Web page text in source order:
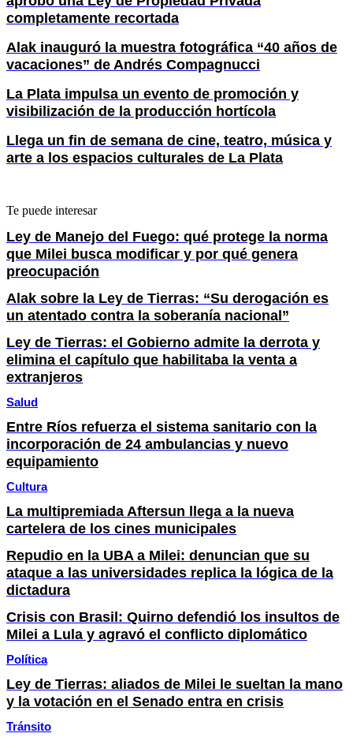
completamente recortada
Alak inauguró la muestra fotográfica “40 años de
vacaciones” de Andrés Compagnucci
La Plata impulsa un evento de promoción y
visibilización de la producción hortícola
Llega un fin de semana de cine, teatro, música y
arte a los espacios culturales de La Plata
Te puede interesar
Ley de Manejo del Fuego: qué protege la norma
que Milei busca modificar y por qué genera
preocupación
Alak sobre la Ley de Tierras: “Su derogación es
un atentado contra la soberanía nacional”
Ley de Tierras: el Gobierno admite la derrota y
elimina el capítulo que habilitaba la venta a
extranjeros
Salud
Entre Ríos refuerza el sistema sanitario con la
incorporación de 24 ambulancias y nuevo
equipamiento
Cultura
La multipremiada Aftersun llega a la nueva
cartelera de los cines municipales
Repudio en la UBA a Milei: denuncian que su
ataque a las universidades replica la lógica de la
dictadura
Crisis con Brasil: Quirno defendió los insultos de
Milei a Lula y agravó el conflicto diplomático
Política
Ley de Tierras: aliados de Milei le sueltan la mano
y la votación en el Senado entra en crisis
Tránsito